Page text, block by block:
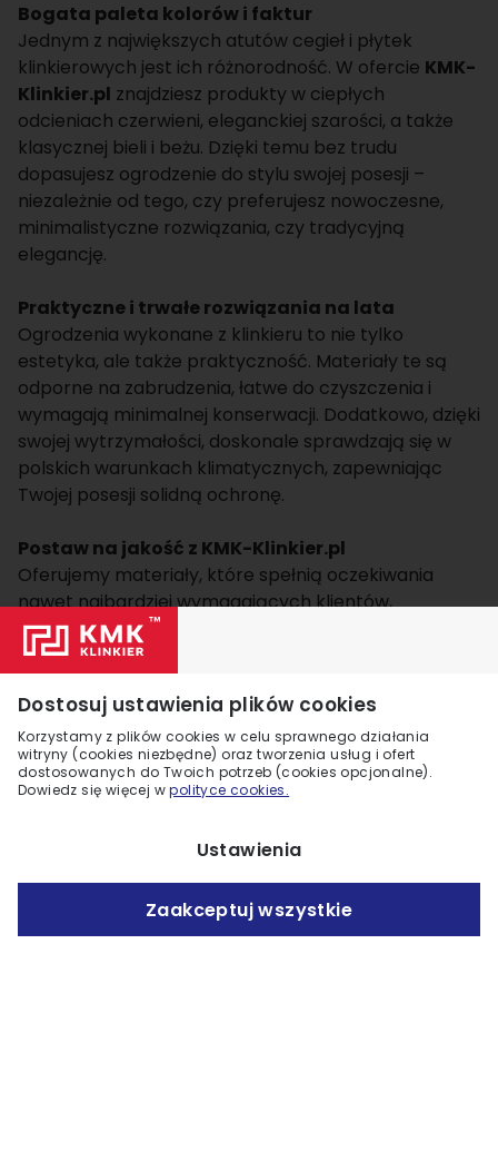
Bogata paleta kolorów i faktur
Jednym z największych atutów cegieł i płytek
klinkierowych jest ich różnorodność. W ofercie KMK-
Klinkier.pl znajdziesz produkty w ciepłych
odcieniach czerwieni, eleganckiej szarości, a także
klasycznej bieli i beżu. Dzięki temu bez trudu
dopasujesz ogrodzenie do stylu swojej posesji –
niezależnie od tego, czy preferujesz nowoczesne,
minimalistyczne rozwiązania, czy tradycyjną
elegancję.
Praktyczne i trwałe rozwiązania na lata
Ogrodzenia wykonane z klinkieru to nie tylko
estetyka, ale także praktyczność. Materiały te są
odporne na zabrudzenia, łatwe do czyszczenia i
wymagają minimalnej konserwacji. Dodatkowo, dzięki
swojej wytrzymałości, doskonale sprawdzają się w
polskich warunkach klimatycznych, zapewniając
Twojej posesji solidną ochronę.
Postaw na jakość z KMK-Klinkier.pl
Oferujemy materiały, które spełnią oczekiwania
nawet najbardziej wymagających klientów,
zapewniając im nie tylko jakość, ale także wyjątkowy
styl. Nasza szeroka oferta cegieł to doskonałe
rozwiązanie dla każdego, kto pragnie stworzyć
ogrodzenie, które będzie nie tylko funkcjonalne, ale
również zachwycające wizualnie i trwałe.Cegły
klinkierowecharakteryzują się niezwykłą
odpornością na warunki atmosferyczne oraz
idealnym wyborem na długoterminowe inwestycje.
pl! Przekonaj się sam, jak nasze produkty mogą
odmienić przestrzeń wokół Twojego domu oraz
Dostosuj ustawienia plików cookies
Korzystamy z plików cookies w celu sprawnego działania
witryny (cookies niezbędne) oraz tworzenia usług i ofert
dostosowanych do Twoich potrzeb (cookies opcjonalne).
Dowiedz się więcej wpolityce cookies.
Ustawienia
Zaakceptuj wszystkie